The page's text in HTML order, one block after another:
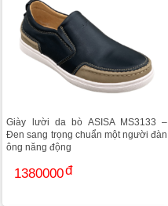
Giày lười da bò ASISA MS3133 –
Đen sang trọng chuẩn một người đàn
ông năng động
1380000